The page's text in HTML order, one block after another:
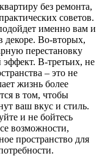
без ремонта,
советов.
именно вам и
декоре. Во-вторых,
перестановку
эффект. В-третьих, не
– это не
жизнь более
в том, чтобы
ваш вкус и стиль.
и не бойтесь
возможности,
пространство для